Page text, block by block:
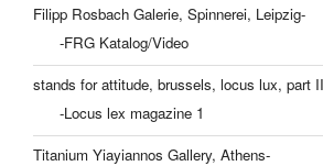
Filipp Rosbach Galerie, Spinnerei, Leipzig-
-FRG Katalog/Video
stands for attitude, brussels, locus lux, part
-Locus lex magazine 1
Titanium Yiayiannos Gallery, Athens-